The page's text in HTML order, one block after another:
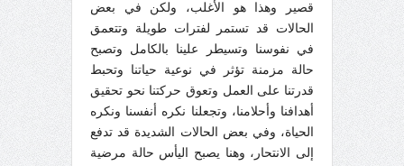
قصير وهذا هو الأغلب، ولكن في بعض
الحالات قد تستمر لفترات طويلة وتتعمق
في نفوسنا وتسيطر علينا بالكامل وتصبح
حالة مزمنة تؤثر في نوعية حياتنا وتحبط
قدرتنا على العمل وتعوق حركتنا نحو تحقيق
أهدافنا وأحلامنا، وتجعلنا نكره أنفسنا ونكره
الحياة، وفي بعض الحالات الشديدة قد تدفع
إلى الانتحار، وهنا يصبح اليأس حالة مرضية